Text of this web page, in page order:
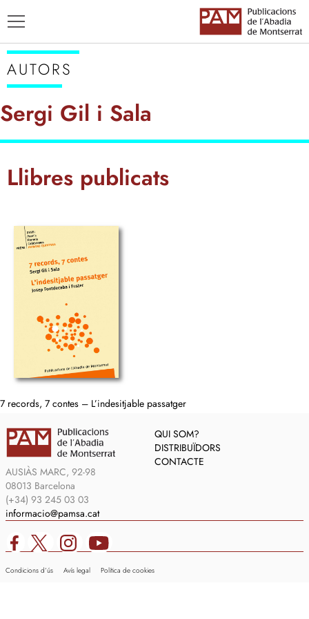
AUTORS
ENSENYAMENT CATALÀ
AUTORS
Sergi Gil i Sala
Llibres publicats
7 records, 7 contes – L’indesitjable passatger
AUSIÀS MARC, 92-98
08013 Barcelona
(+34) 93 245 03 03
informacio@pamsa.cat
QUI SOM?
DISTRIBUÏDORS
CONTACTE
Condicions d’ús Avís legal Política de cookies